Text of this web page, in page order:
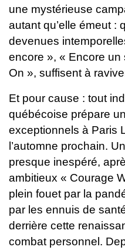
une mystérieuse
autant qu’elle émeut :
devenues
encore », « Encore un
On », suffisent à
Et pour cause : tout
québécoise prépare
exceptionnels à Paris
l’automne prochain.
presque inespéré,
ambitieux « Courage
plein fouet par la
par les ennuis de
derrière cette
combat personnel.